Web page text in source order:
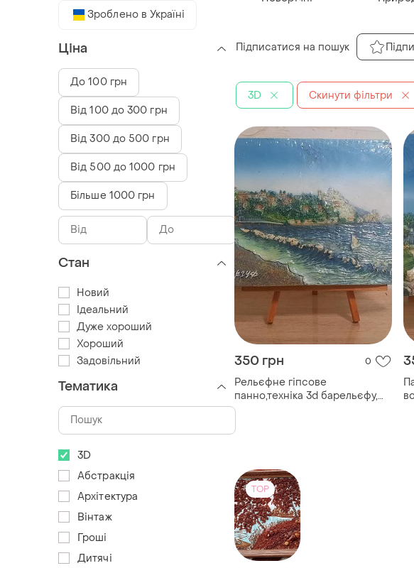
350 грн 0
Рельєфне гіпсове
панно,техніка 3d барельєфу,
гурзуф (крим).
TOP
3D Скинути фільтри
Підписатися на пошук
Зроблено в Україні
Ціна
До 100 грн
Від 100 до 300 грн
Від 300 до 500 грн
Від 500 до 1000 грн
Більше 1000 грн
Стан
Новий
Ідеальний
Дуже хороший
Хороший
Задовільний
Тематика
3D
Абстракція
Архітектура
Вінтаж
Гроші
Дитячі